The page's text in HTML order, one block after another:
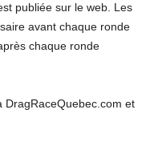
publiée sur le web. Les
avant chaque ronde
chaque ronde
DragRaceQuebec.com et